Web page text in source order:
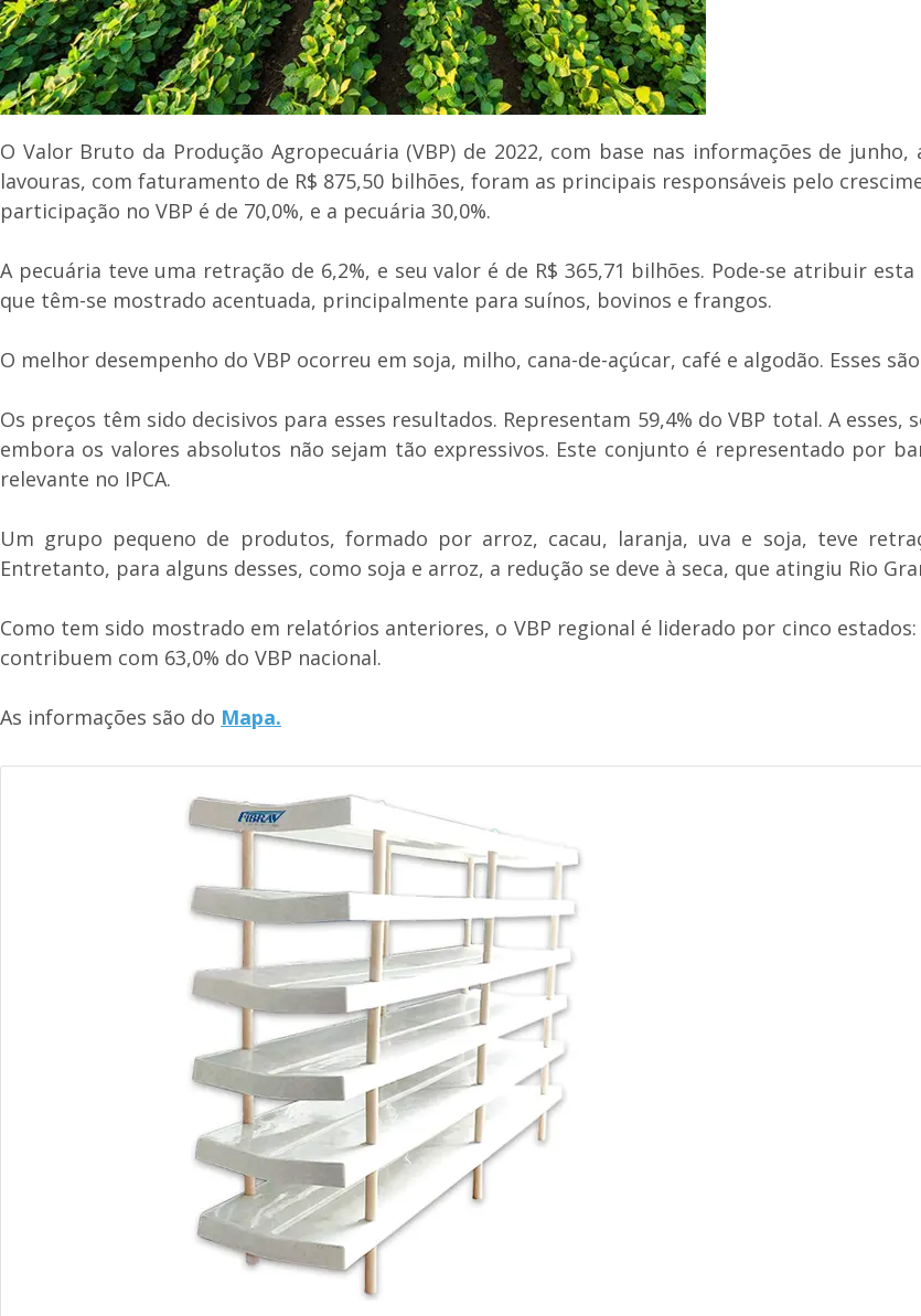
O Valor Bruto da Produção Agropecuária (VBP) de 2022, com base nas informações de
lavouras, com faturamento de R$ 875,50 bilhões, foram as principais responsáveis pelo
participação no VBP é de 70,0%, e a pecuária 30,0%.
A pecuária teve uma retração de 6,2%, e seu valor é de R$ 365,71 bilhões. Pode-se atribuir
que têm-se mostrado acentuada, principalmente para suínos, bovinos e frangos.
O melhor desempenho do VBP ocorreu em soja, milho, cana-de-açúcar, café e algodão. Esses
Os preços têm sido decisivos para esses resultados. Representam 59,4% do VBP total. A esses,
embora os valores absolutos não sejam tão expressivos. Este conjunto é representado por
relevante no IPCA.
Um grupo pequeno de produtos, formado por arroz, cacau, laranja, uva e soja, teve
Entretanto, para alguns desses, como soja e arroz, a redução se deve à seca, que atingiu Rio
Como tem sido mostrado em relatórios anteriores, o VBP regional é liderado por cinco estados:
contribuem com 63,0% do VBP nacional.
As informações são do Mapa.